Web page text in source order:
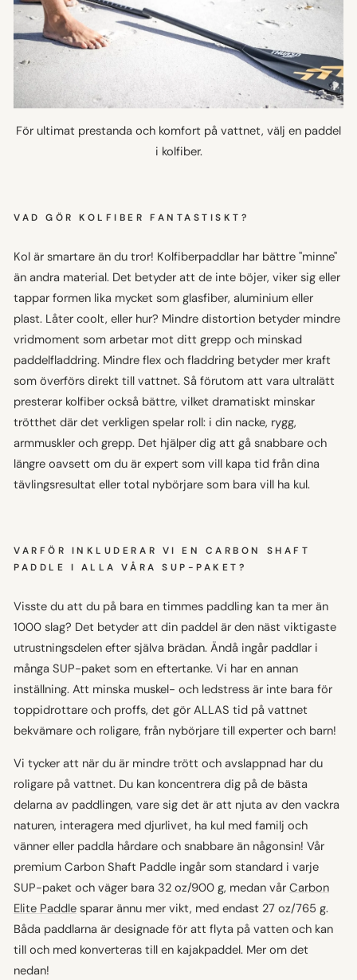
För ultimat prestanda och komfort på vattnet, välj en paddel
i kolfiber.
VAD GÖR KOLFIBER FANTASTISKT?
Kol är smartare än du tror! Kolfiberpaddlar har bättre "minne"
än andra material. Det betyder att de inte böjer, viker sig eller
tappar formen lika mycket som glasfiber, aluminium eller
plast. Låter coolt, eller hur? Mindre distortion betyder mindre
vridmoment som arbetar mot ditt grepp och minskad
paddelfladdring. Mindre flex och fladdring betyder mer kraft
som överförs direkt till vattnet. Så förutom att vara ultralätt
presterar kolfiber också bättre, vilket dramatiskt minskar
trötthet där det verkligen spelar roll: i din nacke, rygg,
armmuskler och grepp. Det hjälper dig att gå snabbare och
längre oavsett om du är expert som vill kapa tid från dina
tävlingsresultat eller total nybörjare som bara vill ha kul.
VARFÖR INKLUDERAR VI EN CARBON SHAFT
PADDLE I ALLA VÅRA SUP-PAKET?
Visste du att du på bara en timmes paddling kan ta mer än
1000 slag? Det betyder att din paddel är den näst viktigaste
utrustningsdelen efter själva brädan. Ändå ingår paddlar i
många SUP-paket som en eftertanke. Vi har en annan
inställning. Att minska muskel- och ledstress är inte bara för
toppidrottare och proffs, det gör ALLAS tid på vattnet
bekvämare och roligare, från nybörjare till experter och barn!
Vi tycker att när du är mindre trött och avslappnad har du
roligare på vattnet. Du kan koncentrera dig på de bästa
delarna av paddlingen, vare sig det är att njuta av den vackra
naturen, interagera med djurlivet, ha kul med familj och
vänner eller paddla hårdare och snabbare än någonsin! Vår
premium Carbon Shaft Paddle ingår som standard i varje
SUP-paket och väger bara 32 oz/900 g, medan vår Carbon
Elite Paddle sparar ännu mer vikt, med endast 27 oz/765 g.
Båda paddlarna är designade för att flyta på vatten och kan
till och med konverteras till en kajakpaddel. Mer om det
nedan!